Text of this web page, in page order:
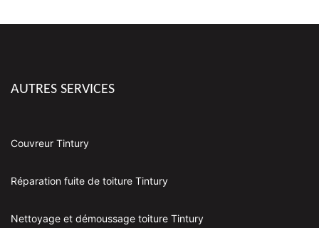
AUTRES SERVICES
Couvreur Tintury
Réparation fuite de toiture Tintury
Nettoyage et démoussage toiture Tintury